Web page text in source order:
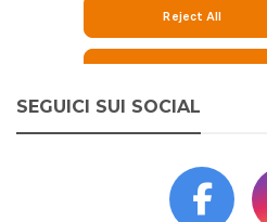
SEGUICI SUI SOCIAL